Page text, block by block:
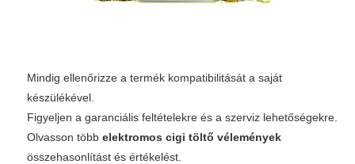
Mindig ellenőrizze a termék kompatibilitását a saját
készülékével.
Figyeljen a garanciális feltételekre és a szerviz lehetőségekre.
Olvasson több elektromos cigi töltő vélemények
összehasonlítást és értékelést.